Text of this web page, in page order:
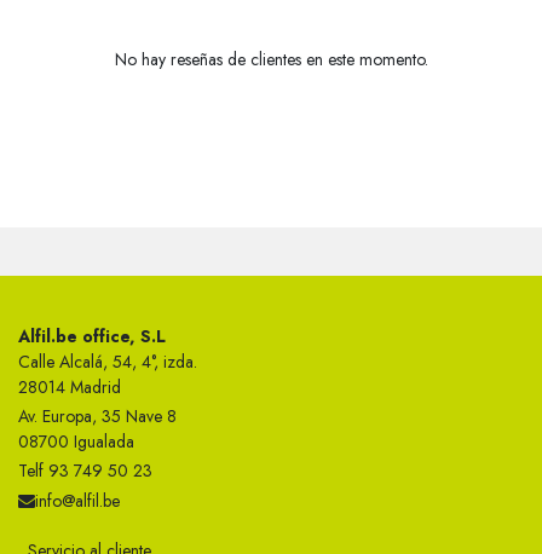
No hay reseñas de clientes en este momento.
Alfil.be office, S.L
Calle Alcalá, 54, 4°, izda.
28014 Madrid
Av. Europa, 35 Nave 8
08700 Igualada
Telf 93 749 50 23
info@alfil.be